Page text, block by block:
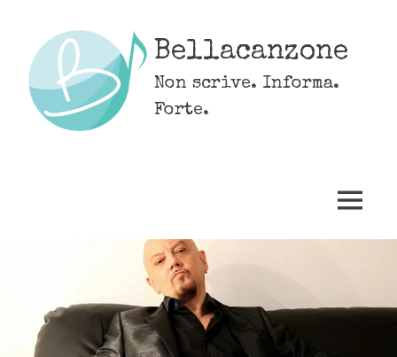
content
Bellacanzone
Non scrive. Informa.
Forte.
MENU